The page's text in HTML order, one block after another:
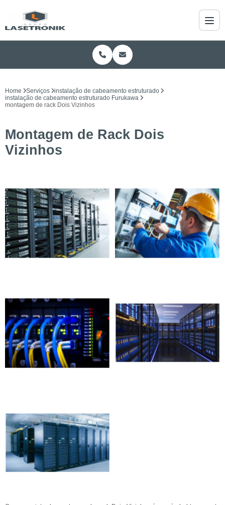
Home Serviços
instalação de cabeamento estruturado
instalação de cabeamento estruturado Furukawa
montagem de rack Dois Vizinhos
Montagem de Rack Dois
Vizinhos